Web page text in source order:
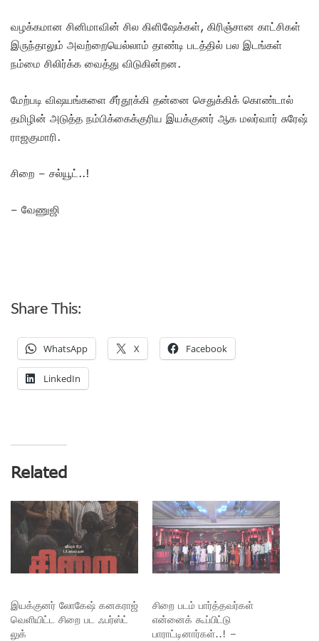
வழக்கமான சினிமாவின் சில கிளிஷேக்கள், கிரிஞ்சான காட்சிகள்
இருந்தாலும் அவற்றையெல்லாம் தாண்டி படத்தில் பல இடங்கள்
நம்மை சிலிர்க்க வைத்து விடுகின்றன.
மேற்படி விஷயங்களை சீர்தூக்கி தன்னை செதுக்கிக் கொண்டால்
தமிழின் அடுத்த நம்பிக்கைக்குரிய இயக்குனர் ஆக மலர்வார் சுரேஷ்
ராஜகுமாரி.
சிறை – சல்யூட்..!
– வேணுஜி
Share This:
WhatsApp X Facebook
LinkedIn
Related
இயக்குனர் லோகேஷ் கனகராஜ்
வெளியிட்ட சிறை பட ஃபர்ஸ்ட்
லுக்
சிறை படம் பார்த்தவர்கள்
என்னைக் கூப்பிட்டு
பாராட்டினார்கள்..! –